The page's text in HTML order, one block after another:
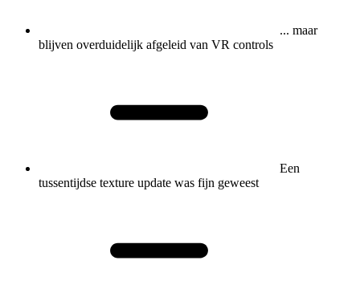
... maar
blijven overduidelijk afgeleid van VR controls
Een
tussentijdse texture update was fijn geweest